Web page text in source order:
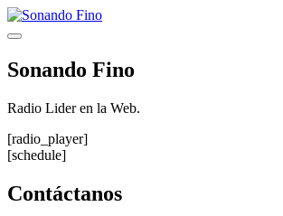
Saltar
al
Menú
Sonando Fino
Radio Lider en la Web.
[radio_player]
[schedule]
Contáctanos